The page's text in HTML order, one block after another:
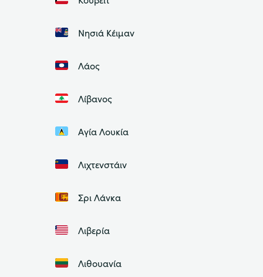
Νησιά Κέιμαν
Λάος
Λίβανος
Αγία Λουκία
Λιχτενστάιν
Σρι Λάνκα
Λιβερία
Λιθουανία